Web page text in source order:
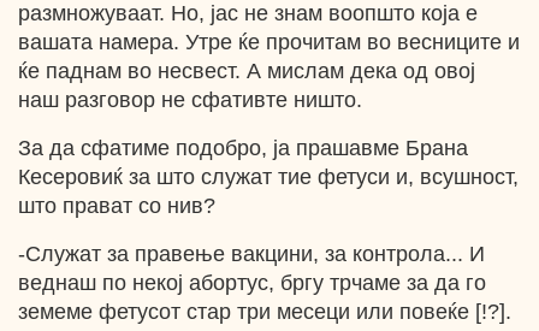
размножуваат. Но, јас не знам воопшто која е
вашата намера. Утре ќе прочитам во весниците и
ќе паднам во несвест. А мислам дека од овој
наш разговор не сфативте ништо.
За да сфатиме подобро, ја прашавме Брана
Кесеровиќ за што служат тие фетуси и, всушност,
што прават со нив?
-Служат за правење вакцини, за контрола... И
веднаш по некој абортус, бргу трчаме за да го
земеме фетусот стар три месеци или повеќе [!?].